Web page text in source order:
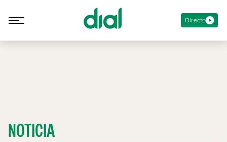
Directo
NOTICIA